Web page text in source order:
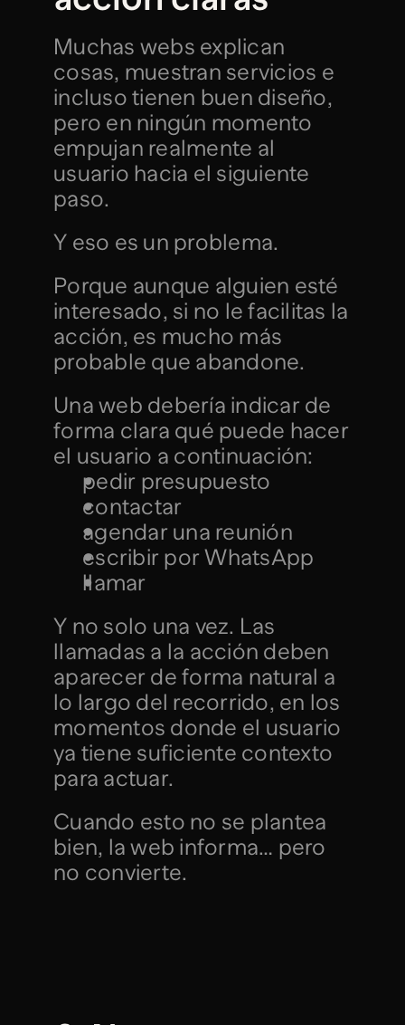
Muchas webs explican
cosas, muestran servicios e
incluso tienen buen diseño,
pero en ningún momento
empujan realmente al
usuario hacia el siguiente
paso.
Y eso es un problema.
Porque aunque alguien esté
interesado, si no le facilitas la
acción, es mucho más
probable que abandone.
Una web debería indicar de
forma clara qué puede hacer
el usuario a continuación:
pedir presupuesto
contactar
agendar una reunión
escribir por WhatsApp
llamar
Y no solo una vez. Las
llamadas a la acción deben
aparecer de forma natural a
lo largo del recorrido, en los
momentos donde el usuario
ya tiene suficiente contexto
para actuar.
Cuando esto no se plantea
bien, la web informa… pero
no convierte.